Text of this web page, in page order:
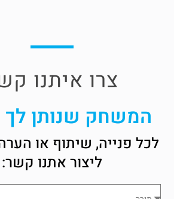
צרו איתנו
המשחק שנותן לך
לכל פנייה, שיתוף או
ליצור אתנו קשר:
Role